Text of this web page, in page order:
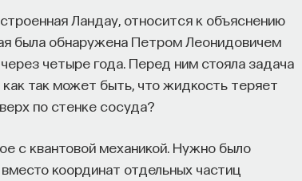
Ландау, относится к объяснению
была обнаружена Петром Леонидовичем
четыре года. Перед ним стояла задача
так может быть, что жидкость теряет
по стенке сосуда?
с квантовой механикой. Нужно было
координат отдельных частиц